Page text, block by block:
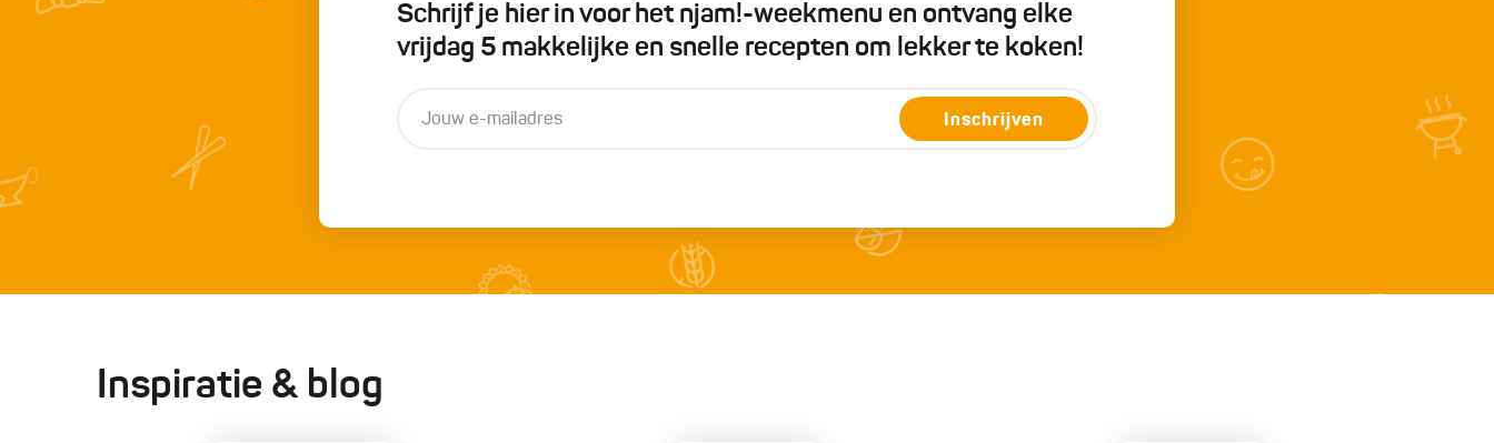
Schrijf je hier in voor het njam!-weekmenu en ontvang elke
vrijdag 5 makkelijke en snelle recepten om lekker te koken!
Inschrijven
Inspiratie & blog